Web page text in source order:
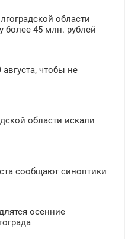
области
более 45 млн. рублей
чтобы не
области искали
сообщают синоптики
осенние